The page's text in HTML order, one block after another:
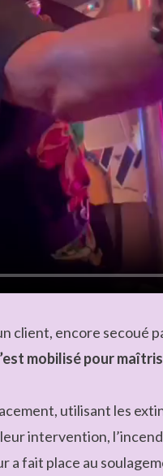
client, encore secoué
mobilisé pour
utilisant les
intervention,
a fait place au